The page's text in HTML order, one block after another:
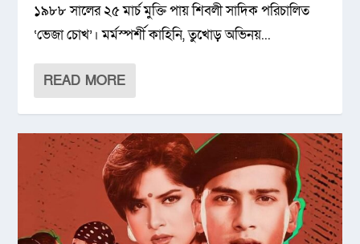
১৯৮৮ সালের ২৫ মার্চ মুক্তি পায় শিবলী সাদিক পরিচালিত
‘ভেজা চোখ’। মর্মস্পর্শী কাহিনি, তুখোড় অভিনয়...
READ MORE